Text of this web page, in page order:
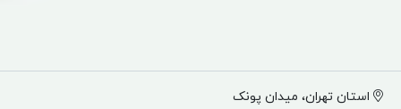
استان تهران، میدان پونک